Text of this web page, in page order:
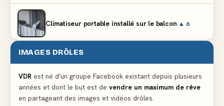
Climatiseur portable installé sur le balcon ▲ 6
Partager l'addition alors que vous n'avez pris
Le mendiant revient avec un livre de cuisine
IMAGES DRÔLES
VDR est né d'un groupe Facebook existant depuis plusieurs
années et dont le but est de vendre un maximum de rêve
en partageant des images et vidéos drôles.